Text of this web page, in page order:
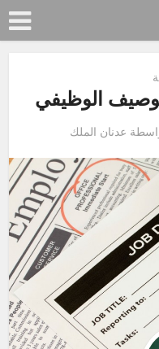
الوظيفي
عدنان الملك